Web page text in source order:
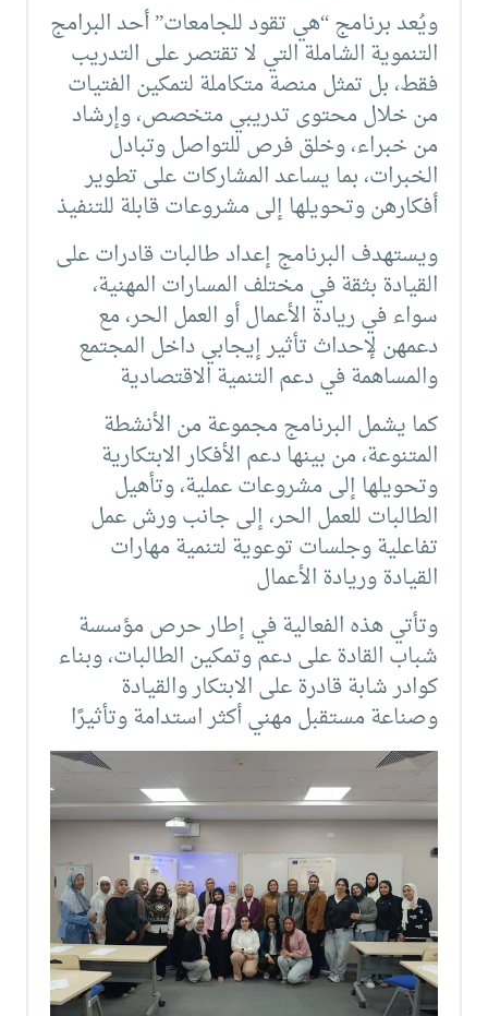
ويُعد برنامج “هي تقود للجامعات” أحد البرامج
التنموية الشاملة التي لا تقتصر على التدريب
فقط، بل تمثل منصة متكاملة لتمكين الفتيات
من خلال محتوى تدريبي متخصص، وإرشاد
من خبراء، وخلق فرص للتواصل وتبادل
الخبرات، بما يساعد المشاركات على تطوير
أفكارهن وتحويلها إلى مشروعات قابلة للتنفيذ
ويستهدف البرنامج إعداد طالبات قادرات على
القيادة بثقة في مختلف المسارات المهنية،
سواء في ريادة الأعمال أو العمل الحر، مع
دعمهن لإحداث تأثير إيجابي داخل المجتمع
والمساهمة في دعم التنمية الاقتصادية
كما يشمل البرنامج مجموعة من الأنشطة
المتنوعة، من بينها دعم الأفكار الابتكارية
وتحويلها إلى مشروعات عملية، وتأهيل
الطالبات للعمل الحر، إلى جانب ورش عمل
تفاعلية وجلسات توعوية لتنمية مهارات
القيادة وريادة الأعمال
وتأتي هذه الفعالية في إطار حرص مؤسسة
شباب القادة على دعم وتمكين الطالبات، وبناء
كوادر شابة قادرة على الابتكار والقيادة
وصناعة مستقبل مهني أكثر استدامة وتأثيرًا